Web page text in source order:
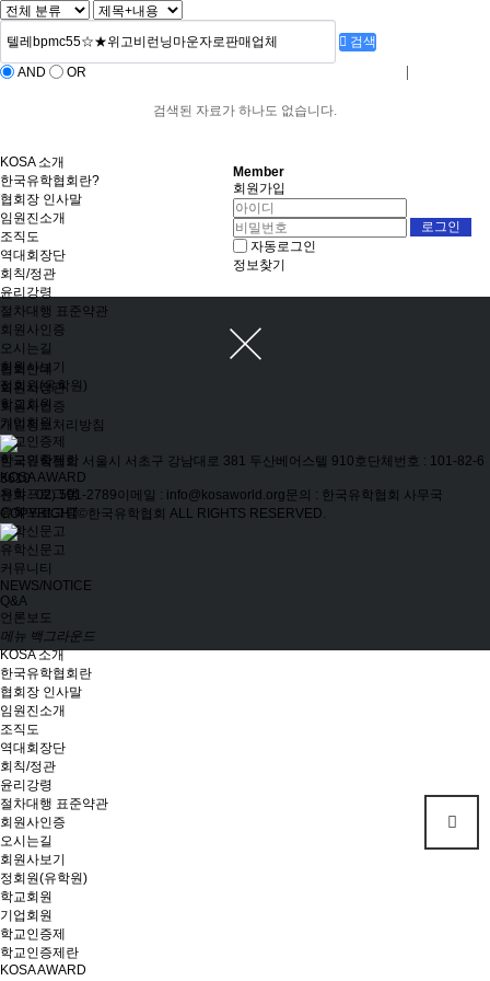
KOSA 소개
한국유학협회란?
협회장 인사말
임원진소개
조직도
역대회장단
회칙/정관
윤리강령
절차대행 표준약관
회원사인증
오시는길
회원사보기
정회원(유학원)
학교회원
기업회원
학교인증제
학교인증제란
KOSA AWARD
유학프로그램
유학프로그램
유학신문고
유학신문고
커뮤니티
NEWS/NOTICE
Q&A
언론보도
메뉴 백그라운드
KOSA 소개
한국유학협회란
협회장 인사말
임원진소개
조직도
역대회장단
회칙/정관
윤리강령
절차대행 표준약관
회원사인증
오시는길
회원사보기
정회원(유학원)
학교회원
기업회원
학교인증제
학교인증제란
KOSA AWARD
검색
AND OR
검색된 자료가 하나도 없습니다.
Member
회원가입
자동로그인
정보찾기
협회안내
회원사정관
회원사인증
개인정보처리방침
한국유학협회 서울시 서초구 강남대로 381 두산베어스텔 910호 단체번호 : 101-82-6
3610
전화 : 02) 501-2789이메일 : info@kosaworld.org문의 : 한국유학협회 사무국
COPYRIGHT©한국유학협회 ALL RIGHTS RESERVED.